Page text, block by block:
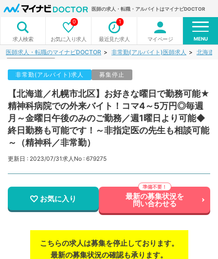
医師の求人・転職・アルバイトはマイナビDOCTOR
求人検索 お気に入り求人
0
最近見た求人
1
マイページ MENU
医師求人・転職のマイナビDOCTOR 非常勤(アルバイト)医師求人 北海道
非常勤(アルバイト)求人 募集停止
【北海道／札幌市北区】お好きな曜日で勤務可能★
精神科病院での外来バイト！コマ4～5万円◎毎週
月～金曜日午後のみのご勤務／週1曜日より可能◆
終日勤務も可能です！～非指定医の先生も相談可能
～（精神科／非常勤）
更新日 : 2023/07/31求人No : 679275
お気に入り 最新の募集状況を
問い合わせる
こちらの求人は募集を停止しております。
最新の募集状況の確認も承ります。